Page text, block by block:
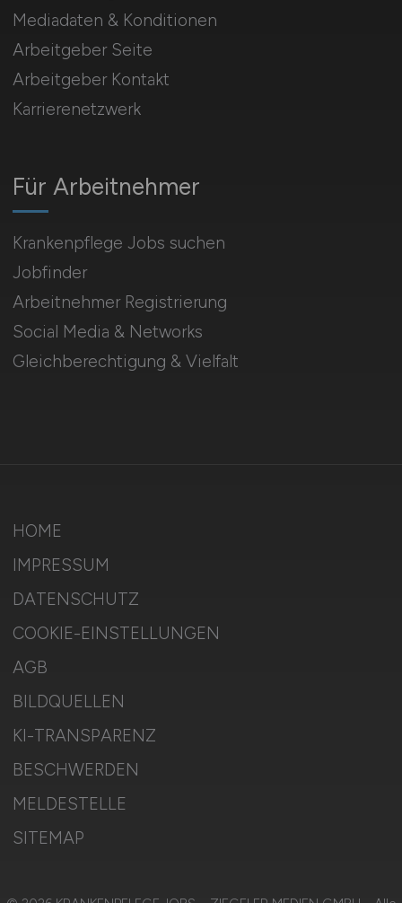
Für Arbeitnehmer
Krankenpflege Jobs suchen
Jobfinder
Arbeitnehmer Registrierung
Social Media & Networks
Gleichberechtigung & Vielfalt
Mediadaten & Konditionen
Arbeitgeber Seite
Arbeitgeber Kontakt
Karrierenetzwerk
HOME
IMPRESSUM
DATENSCHUTZ
COOKIE-EINSTELLUNGEN
AGB
BILDQUELLEN
KI-TRANSPARENZ
BESCHWERDEN
MELDESTELLE
SITEMAP